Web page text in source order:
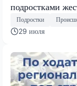
подростками
Подростки
29 июля